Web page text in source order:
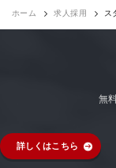
ホーム 求人採用 ス
無
詳しくはこちら